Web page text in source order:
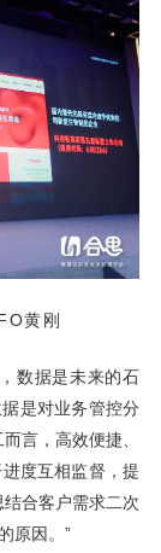
黄刚
数据是未来的石
是对业务管控分
言，高效便捷、
度互相监督，提
合客户需求二次
原因。”